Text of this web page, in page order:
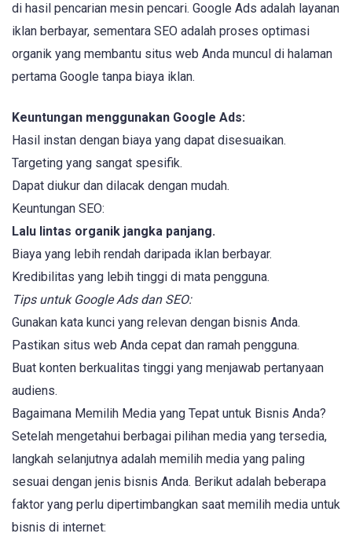
di hasil pencarian mesin pencari. Google Ads adalah layanan
iklan berbayar, sementara SEO adalah proses optimasi
organik yang membantu situs web Anda muncul di halaman
pertama Google tanpa biaya iklan.
Keuntungan menggunakan Google Ads:
Hasil instan dengan biaya yang dapat disesuaikan.
Targeting yang sangat spesifik.
Dapat diukur dan dilacak dengan mudah.
Keuntungan SEO:
Lalu lintas organik jangka panjang.
Biaya yang lebih rendah daripada iklan berbayar.
Kredibilitas yang lebih tinggi di mata pengguna.
Tips untuk Google Ads dan SEO:
Gunakan kata kunci yang relevan dengan bisnis Anda.
Pastikan situs web Anda cepat dan ramah pengguna.
Buat konten berkualitas tinggi yang menjawab pertanyaan
audiens.
Bagaimana Memilih Media yang Tepat untuk Bisnis Anda?
Setelah mengetahui berbagai pilihan media yang tersedia,
langkah selanjutnya adalah memilih media yang paling
sesuai dengan jenis bisnis Anda. Berikut adalah beberapa
faktor yang perlu dipertimbangkan saat memilih media untuk
bisnis di internet: